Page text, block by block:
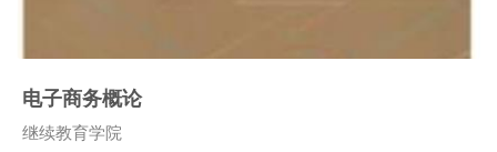
电子商务概论
课程类别
继续教育学院